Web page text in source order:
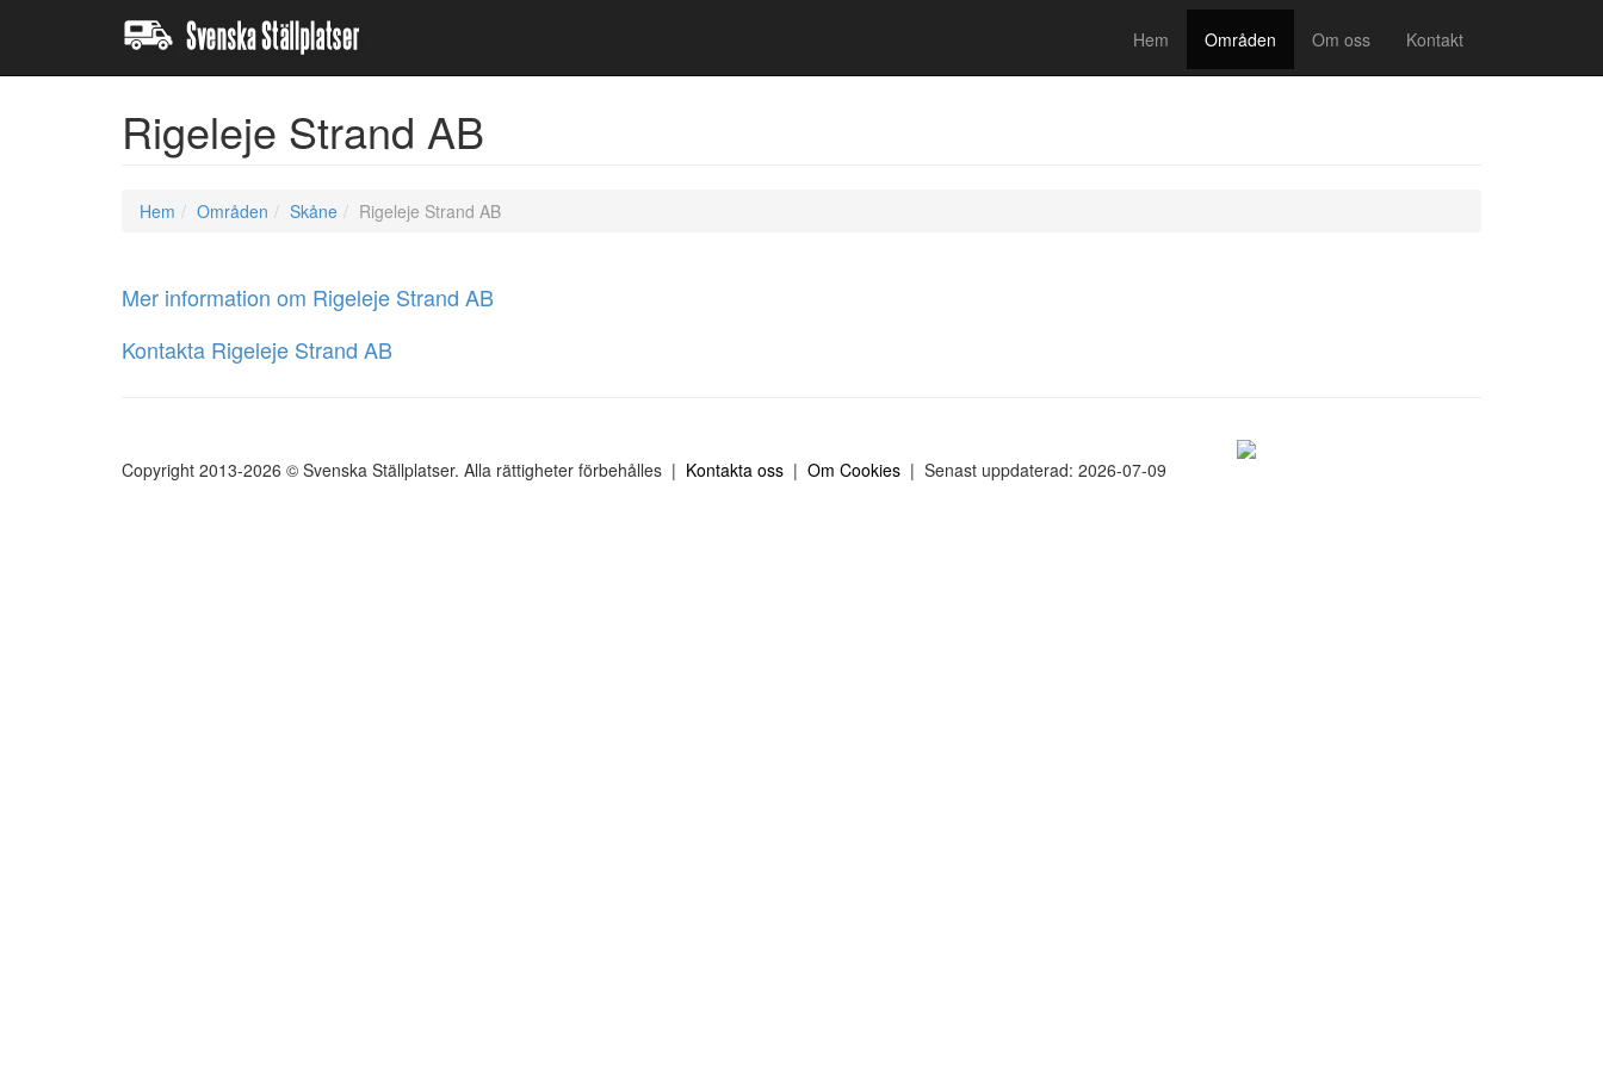
Hem Områden Om oss Kontakt
Rigeleje Strand AB
Hem Områden Skåne Rigeleje Strand AB
Mer information om Rigeleje Strand AB
Kontakta Rigeleje Strand AB
Copyright 2013-2026 © Svenska Ställplatser. Alla rättigheter förbehålles | Kontakta oss | Om Cookies | Senast uppdaterad: 2026-07-09